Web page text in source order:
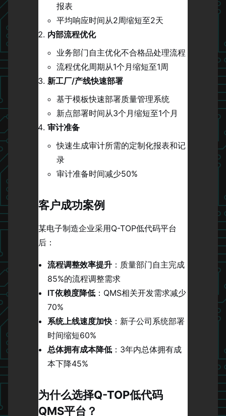
报表
平均响应时间从2周缩短至2天
内部流程优化
业务部门自主优化不合格品处理流程
流程优化周期从1个月缩短至1周
新工厂/产线快速部署
基于模板快速部署质量管理系统
新点部署时间从3个月缩短至1个月
审计准备
快速生成审计所需的定制化报表和记
录
审计准备时间减少50%
客户成功案例
某电子制造企业采用Q-TOP低代码平台
后：
流程调整效率提升 ：质量部门自主完成
85%的流程调整需求
IT依赖度降低 ：QMS相关开发需求减少
70%
系统上线速度加快 ：新子公司系统部署
时间缩短60%
总体拥有成本降低 ：3年内总体拥有成
本下降45%
为什么选择Q-TOP低代码
QMS平台？